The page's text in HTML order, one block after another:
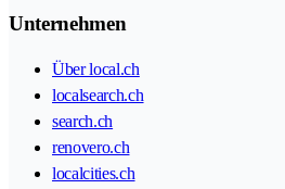
Unternehmen
Über local.ch
localsearch.ch
search.ch
renovero.ch
localcities.ch